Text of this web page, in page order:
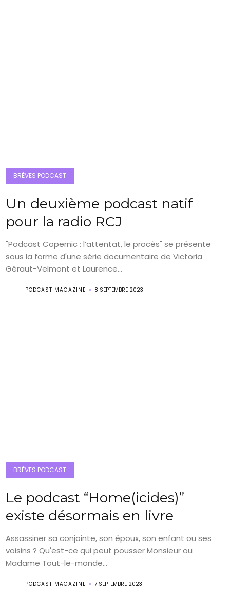
BRÈVES PODCAST
Un deuxième podcast natif
pour la radio RCJ
"Podcast Copernic : l’attentat, le procès" se présente
sous la forme d'une série documentaire de Victoria
Géraut-Velmont et Laurence...
PODCAST MAGAZINE 8 SEPTEMBRE 2023
BRÈVES PODCAST
Le podcast “Home(icides)”
existe désormais en livre
Assassiner sa conjointe, son époux, son enfant ou ses
voisins ? Qu'est-ce qui peut pousser Monsieur ou
Madame Tout-le-monde...
PODCAST MAGAZINE 7 SEPTEMBRE 2023